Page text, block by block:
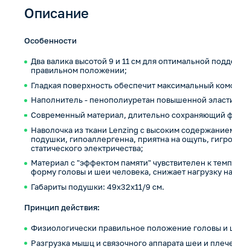
Описание
Особенности
Два валика высотой 9 и 11 см для оптимальной
правильном положении;
Гладкая поверхность обеспечит максимальный
Наполнитель - пенополиуретан повышенной
Современный материал, длительно сохраняющий
Наволочка из ткани Lenzing с высоким
подушки, гипоаллергенна, приятна на ощупь,
статического электричества;
Материал с "эффектом памяти" чувствителен к
форму головы и шеи человека, снижает нагрузку
Габариты подушки: 49х32х11/9 см.
Принцип действия:
Физиологически правильное положение головы и
Разгрузка мышц и связочного аппарата шеи и